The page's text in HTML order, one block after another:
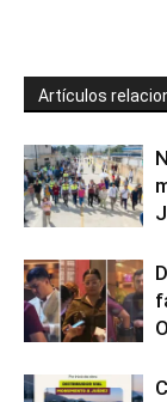
Artículos